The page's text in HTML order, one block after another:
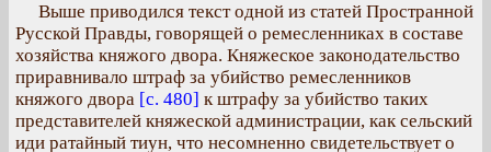
Выше приводился текст одной из статей Пространной
Русской Правды, говорящей о ремесленниках в составе
хозяйства княжого двора. Княжеское законодательство
приравнивало штраф за убийство ремесленников
княжого двора [с. 480] к штрафу за убийство таких
представителей княжеской администрации, как сельский
иди ратайный тиун, что несомненно свидетельствует о